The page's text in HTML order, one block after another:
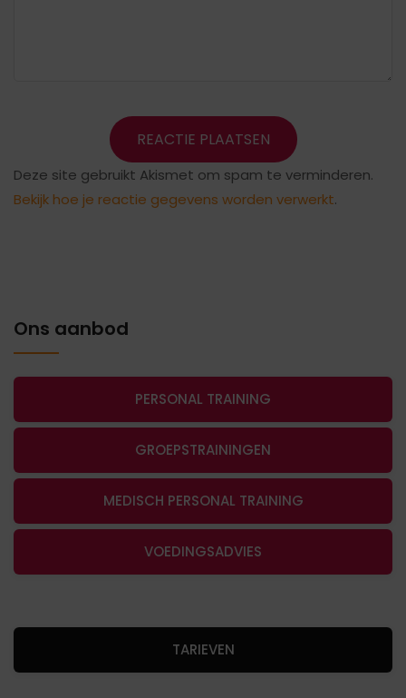
Deze site gebruikt Akismet om spam te verminderen.
Bekijk hoe je reactie gegevens worden verwerkt.
Ons aanbod
PERSONAL TRAINING
GROEPSTRAININGEN
MEDISCH PERSONAL TRAINING
VOEDINGSADVIES
TARIEVEN